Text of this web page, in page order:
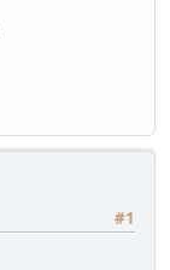
#1